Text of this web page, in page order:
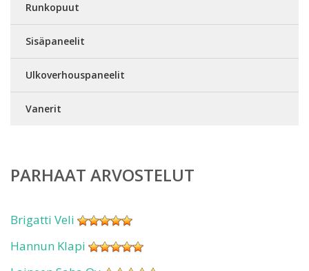
Runkopuut
Sisäpaneelit
Ulkoverhouspaneelit
Vanerit
PARHAAT ARVOSTELUT
Brigatti Veli
Hannun Klapi